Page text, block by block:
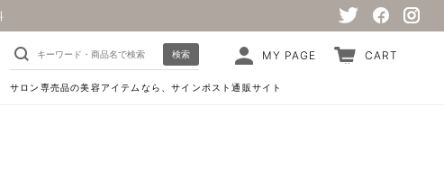
検索 MY PAGE CART
サロン専売品の美容アイテムなら、サインポスト通販サイト